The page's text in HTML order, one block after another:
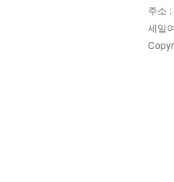
주소
세일